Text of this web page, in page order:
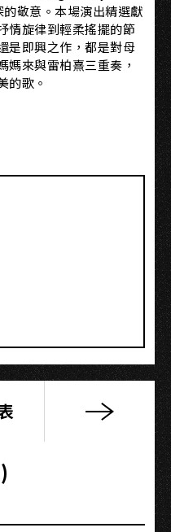
敬意。本場演出精選獻
情旋律到輕柔搖擺的節
是即興之作，都是對母
媽來與雷柏熹三重奏，
的歌。